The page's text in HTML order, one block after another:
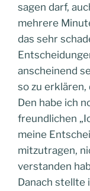
sagen darf,
mehrere
das sehr
anscheinend
so zu
Den habe ich
freundlichen
meine
mitzutragen,
verstanden
Danach stellte